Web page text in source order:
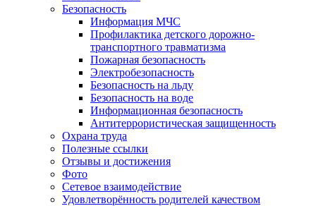
Безопасность
Информация МЧС
Профилактика детского дорожно-
транспортного травматизма
Пожарная безопасность
Электробезопасность
Безопасность на льду
Безопасность на воде
Информационная безопасность
Антитеррористическая защищенность
Охрана труда
Полезные ссылки
Отзывы и достижения
Фото
Сетевое взаимодействие
Удовлетворённость родителей качеством